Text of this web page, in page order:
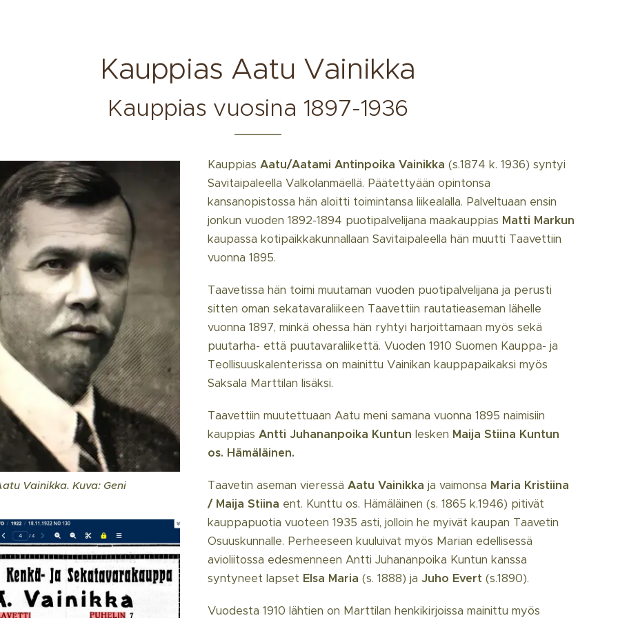
Kauppias Aatu Vainikka
Kauppias vuosina 1897-1936
Vainikka. Kuva: Geni
KauppiasAatu/Aatami Antinpoika Vainikka (s.1874 k. 1936) syntyi
Savitaipaleella Valkolanmäellä. Päätettyään opintonsa
kansanopistossa hän aloitti toimintansa liikealalla. Palveltuaan ensin
jonkun vuoden 1892-1894 puotipalvelijana maakauppias Matti Markun
kaupassa kotipaikkakunnallaan Savitaipaleella hän muutti Taavettiin
vuonna 1895.
Taavetissa hän toimi muutaman vuoden puotipalvelijana ja perusti
sitten oman sekatavaraliikeen Taavettiin rautatieaseman lähelle
vuonna 1897, minkä ohessa hän ryhtyi harjoittamaan myös sekä
puutarha- että puutavaraliikettä. Vuoden 1910 Suomen Kauppa- ja
Teollisuuskalenterissa on mainittu Vainikan kauppapaikaksi myös
Saksala Marttilan lisäksi.
Taavettiin muutettuaan Aatu meni samana vuonna 1895 naimisiin
kauppiasAntti Juhananpoika Kuntun lesken Maija Stiina Kuntun
os. Hämäläinen.
Taavetin aseman vieressäAatu Vainikka ja vaimonsa Maria Kristiina
/ Maija Stiina ent. Kunttu os. Hämäläinen (s. 1865 k.1946) pitivät
kauppapuotia vuoteen 1935 asti, jolloin he myivät kaupan Taavetin
Osuuskunnalle. Perheeseen kuuluivat myös Marian edellisessä
avioliitossa edesmenneen Antti Juhananpoika Kuntun kanssa
syntyneet lapset Elsa Maria(s. 1888) jaJuho Evert (s.1890).
Vuodesta 1910 lähtien on Marttilan henkikirjoissa mainittu myös